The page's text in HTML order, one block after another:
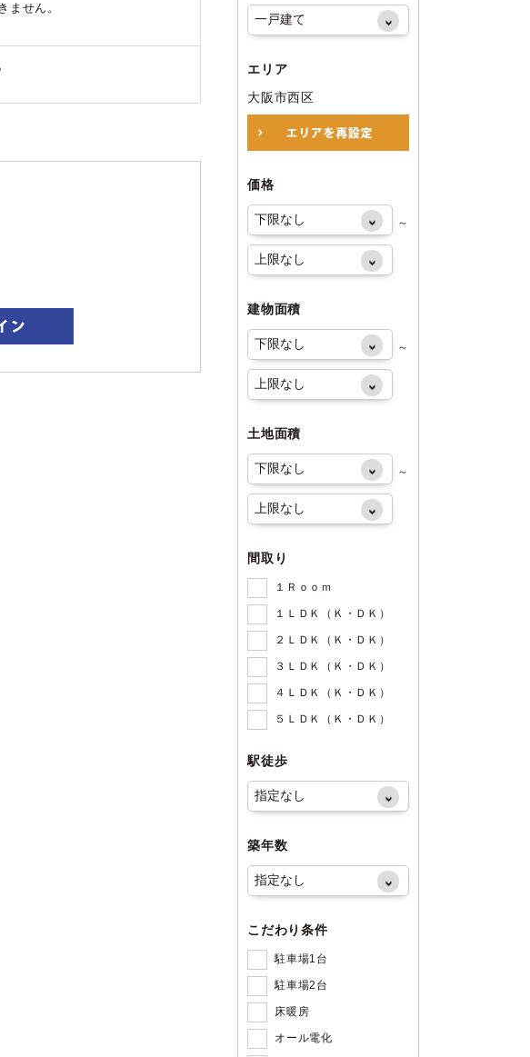
ません。
エリア
大阪市西区
価格
～
建物面積
～
土地面積
～
間取り
１Ｒｏｏｍ
１ＬＤＫ（Ｋ・ＤＫ）
２ＬＤＫ（Ｋ・ＤＫ）
３ＬＤＫ（Ｋ・ＤＫ）
４ＬＤＫ（Ｋ・ＤＫ）
５ＬＤＫ（Ｋ・ＤＫ）
駅徒歩
築年数
こだわり条件
駐車場1台
駐車場2台
床暖房
オール電化